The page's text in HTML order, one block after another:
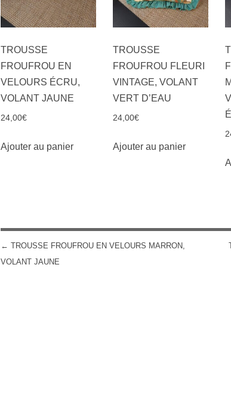
TROUSSE
FROUFROU EN
VELOURS ÉCRU,
VOLANT JAUNE
24,00€
Ajouter au panier
TROUSSE
FROUFROU FLEURI
VINTAGE, VOLANT
VERT D’EAU
24,00€
Ajouter au panier
POST NAVIGATION
← TROUSSE FROUFROU EN VELOURS MARRON,
VOLANT JAUNE